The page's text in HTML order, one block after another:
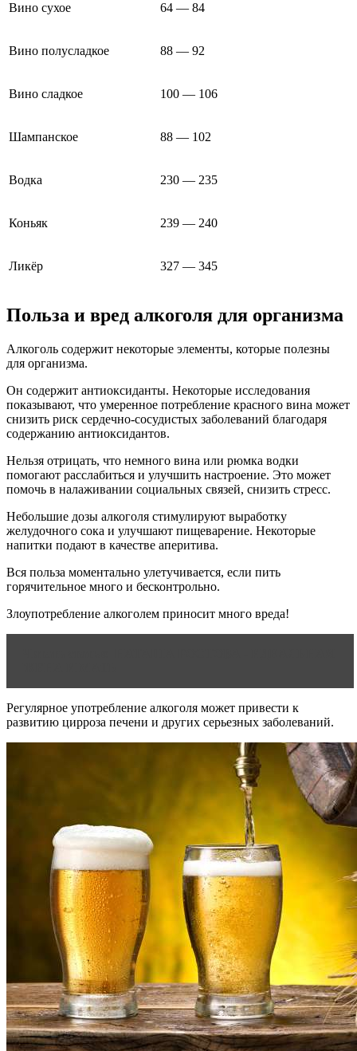
Вино сухое 64 — 84
Вино полусладкое 88 — 92
Вино сладкое 100 — 106
Шампанское 88 — 102
Водка 230 — 235
Коньяк 239 — 240
Ликёр 327 — 345
Польза и вред алкоголя для организма
Алкоголь содержит некоторые элементы, которые полезны
для организма.
Он содержит антиоксиданты. Некоторые исследования
показывают, что умеренное потребление красного вина может
снизить риск сердечно-сосудистых заболеваний благодаря
содержанию антиоксидантов.
Нельзя отрицать, что немного вина или рюмка водки
помогают расслабиться и улучшить настроение. Это может
помочь в налаживании социальных связей, снизить стресс.
Небольшие дозы алкоголя стимулируют выработку
желудочного сока и улучшают пищеварение. Некоторые
напитки подают в качестве аперитива.
Вся польза моментально улетучивается, если пить
горячительное много и бесконтрольно.
Злоупотребление алкоголем приносит много вреда!
Регулярное употребление алкоголя может привести к
развитию цирроза печени и других серьезных заболеваний.